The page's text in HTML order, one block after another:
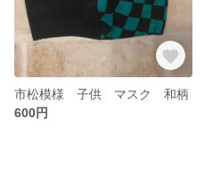
市松模様 子供 マスク 和柄
600円